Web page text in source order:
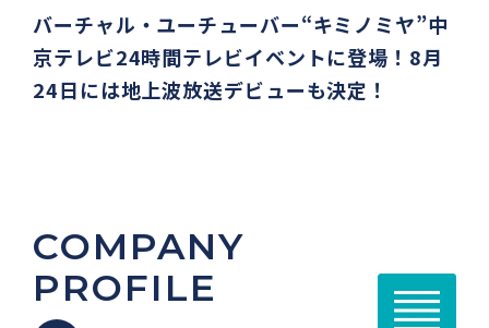
バーチャル・ユーチューバー“キミノミヤ”中
京テレビ24時間テレビイベントに登場！8月
24日には地上波放送デビューも決定！
COMPANY
PROFILE